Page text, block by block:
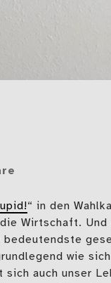
“ in den
Wirtschaft. Und
bedeutendste
wie
auch unser